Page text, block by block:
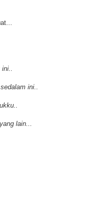
ini..
ini..
lain...